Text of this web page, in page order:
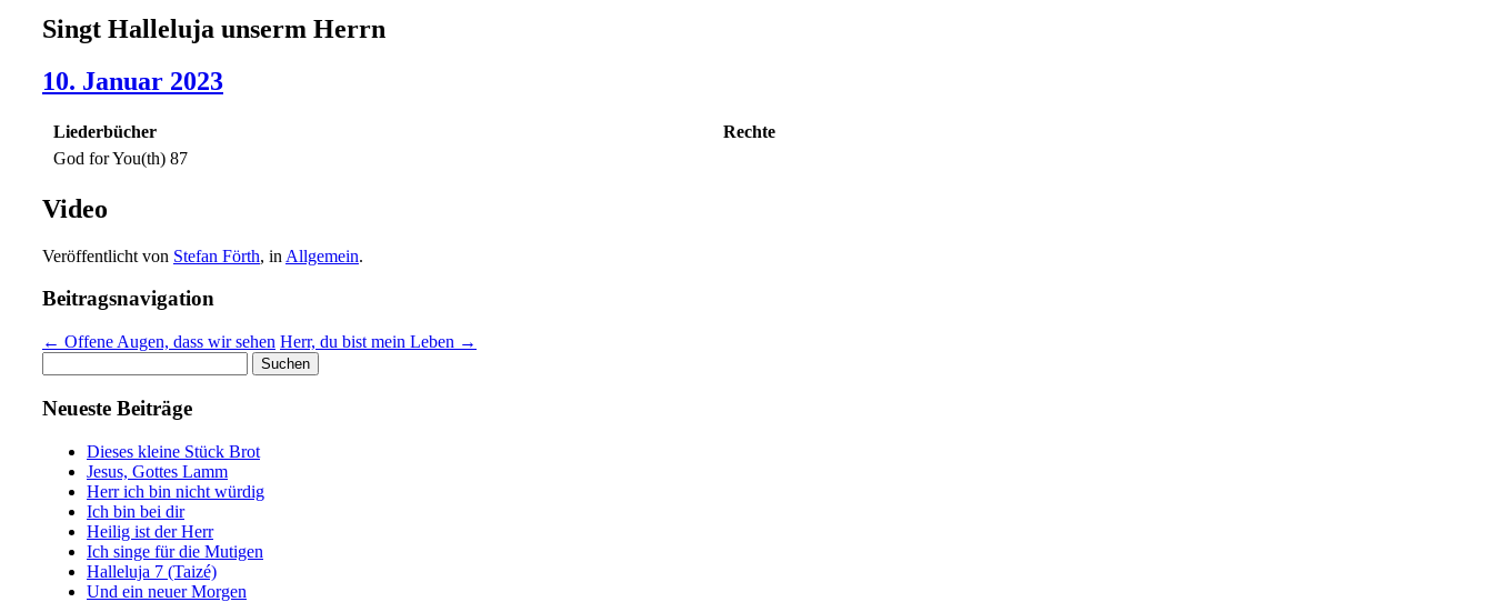
Singt Halleluja unserm Herrn
10. Januar 2023
Liederbücher
Rechte
God for You(th) 87
Video
Veröffentlicht von Stefan Förth, in Allgemein.
Beitragsnavigation
← Offene Augen, dass wir sehen Herr, du bist mein Leben →
nach:
Neueste Beiträge
Dieses kleine Stück Brot
Jesus, Gottes Lamm
Herr ich bin nicht würdig
Ich bin bei dir
Heilig ist der Herr
Ich singe für die Mutigen
Halleluja 7 (Taizé)
Und ein neuer Morgen